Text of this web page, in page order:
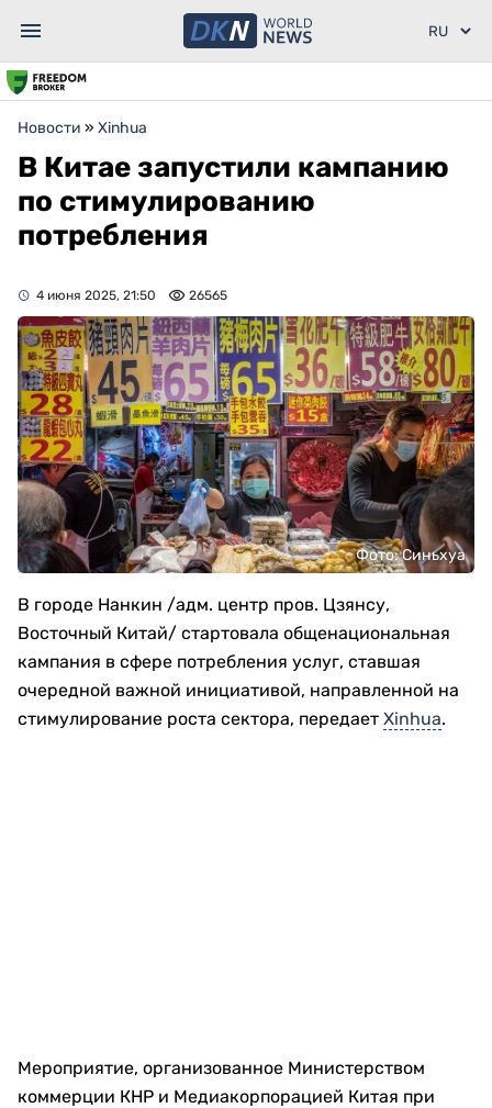
Новости » Xinhua
В Китае запустили кампанию
по стимулированию
потребления
4 июня 2025, 21:50 26565
Фото: Синьхуа
В городе Нанкин /адм. центр пров. Цзянсу,
Восточный Китай/ стартовала общенациональная
кампания в сфере потребления услуг, ставшая
очередной важной инициативой, направленной на
стимулирование роста сектора, передает Xinhua.
Мероприятие, организованное Министерством
коммерции КНР и Медиакорпорацией Китая при